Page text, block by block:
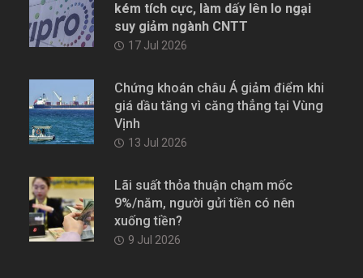
kém tích cực, làm dấy lên lo ngại
suy giảm ngành CNTT
17 Jul 2026
Chứng khoán châu Á giảm điểm khi
giá dầu tăng vì căng thẳng tại Vùng
Vịnh
13 Jul 2026
Lãi suất thỏa thuận chạm mốc
9%/năm, người gửi tiền có nên
xuống tiền?
9 Jul 2026